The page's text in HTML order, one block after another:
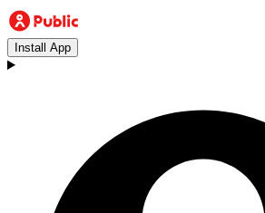
Install App